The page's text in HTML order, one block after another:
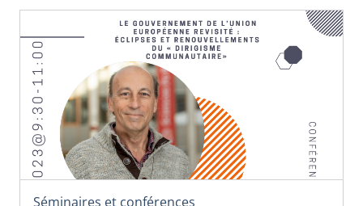
Séminaires et conférences